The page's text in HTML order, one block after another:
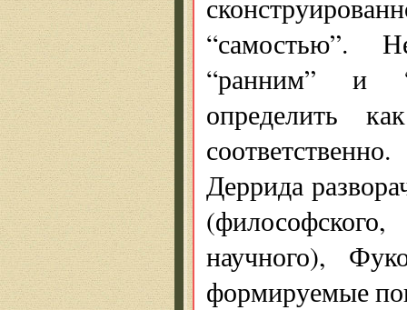
“самостью”.
“ранним” и
определить
Деррида
(философского,
научного),
формируемые